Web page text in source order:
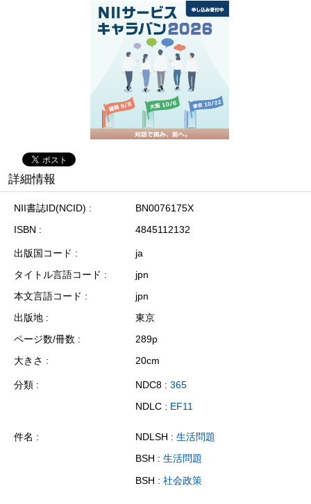
詳細情報
NII書誌ID(NCID)
BN0076175X
ISBN
4845112132
出版国コード
ja
タイトル言語コード
jpn
本文言語コード
jpn
出版地
東京
ページ数/冊数
289p
大きさ
20cm
分類 NDC8 : 365
NDLC : EF11
件名 NDLSH : 生活問題
BSH : 生活問題
BSH : 社会政策